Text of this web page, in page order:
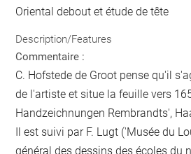
Oriental debout et étude de tête
Description/Features
Commentaire :
C. Hofstede de Groot pense qu'il
de l'artiste et situe la feuille vers
Handzeichnungen Rembrandts',
Il est suivi par F. Lugt ('Musée du
général des dessins des écoles du